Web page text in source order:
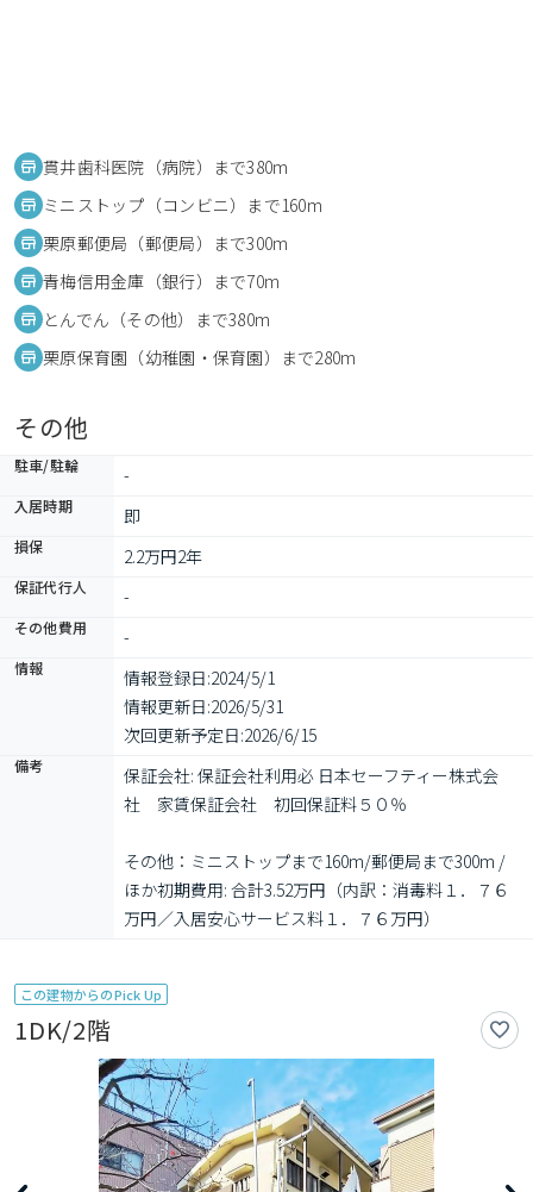
貫井歯科医院（病院）まで380m
ミニストップ（コンビニ）まで160m
栗原郵便局（郵便局）まで300m
青梅信用金庫（銀行）まで70m
とんでん（その他）まで380m
栗原保育園（幼稚園・保育園）まで280m
その他
駐車/駐輪 -
入居時期 即
損保 2.2万円2年
保証代行人 -
その他費用 -
情報 情報登録日:2024/5/1
情報更新日:2026/5/31
次回更新予定日:2026/6/15
備考
保証会社: 保証会社利用必 日本セーフティー株式会
社　家賃保証会社　初回保証料５０％
その他：ミニストップまで160m/郵便局まで300m /
ほか初期費用: 合計3.52万円（内訳：消毒料１．７６
万円／入居安心サービス料１．７６万円）
この建物からのPick Up
1DK/2階